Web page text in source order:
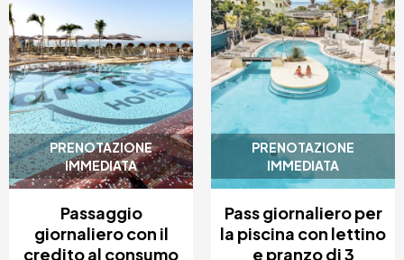
PRENOTAZIONE
IMMEDIATA
Passaggio
giornaliero con il
credito al consumo
PRENOTAZIONE
IMMEDIATA
Pass giornaliero per
la piscina con lettino
e pranzo di 3